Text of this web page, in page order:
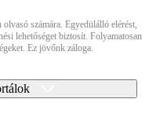
számára. Egyedülálló elérést,
lehetőséget biztosít. Folyamatosan
Ez jövőnk záloga.